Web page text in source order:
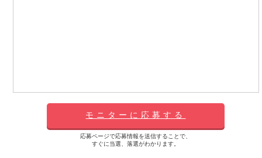
モニターに応募する
応募ページで応募情報を送信することで、
すぐに当選、落選がわかります。